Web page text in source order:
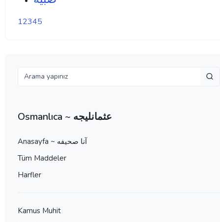
12345
Osmanlıca ~ عثمانليجه
Anasayfa ~ آنا صحيفه
Tüm Maddeler
Harfler
Kamus Muhit